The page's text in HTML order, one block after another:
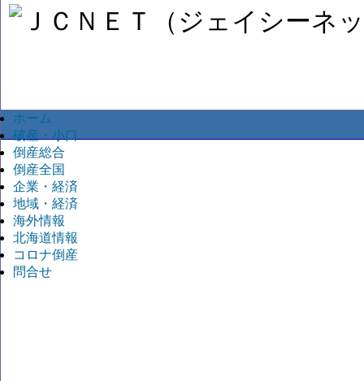
ホーム
破産・小口
倒産総合
倒産全国
企業・経済
地域・経済
海外情報
北海道情報
コロナ倒産
問合せ